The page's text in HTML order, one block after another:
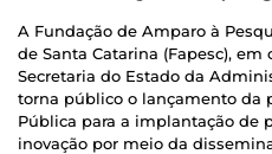
A Fundação de Amparo à
de Santa Catarina (Fapesc), em
Secretaria do Estado da
torna público o lançamento da
Pública para a implantação de
inovação por meio da